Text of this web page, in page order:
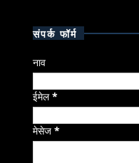
संपर्क फॉर्म
नाव
ईमेल*
मेसेज*